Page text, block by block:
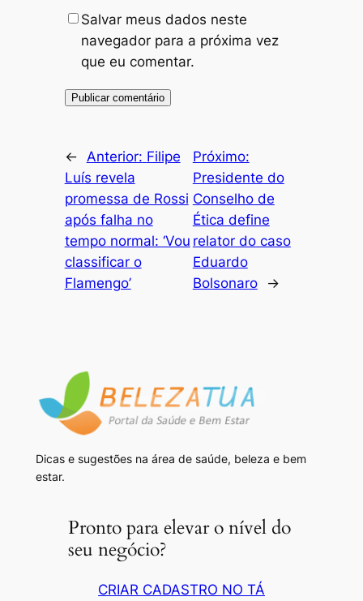
Salvar meus dados neste
navegador para a próxima vez
que eu comentar.
← Anterior: Filipe
Luís revela
promessa de Rossi
após falha no
tempo normal: ‘Vou
classificar o
Flamengo’
Próximo:
Presidente do
Conselho de
Ética define
relator do caso
Eduardo
Bolsonaro
→
Dicas e sugestões na área de saúde, beleza e bem
estar.
Pronto para elevar o nível do
seu negócio?
CRIAR CADASTRO NO TÁ